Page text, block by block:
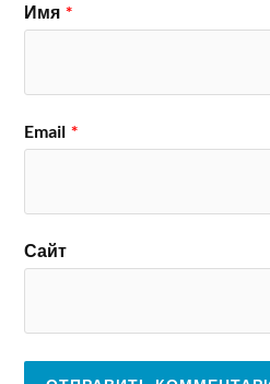
Имя *
Email *
Сайт